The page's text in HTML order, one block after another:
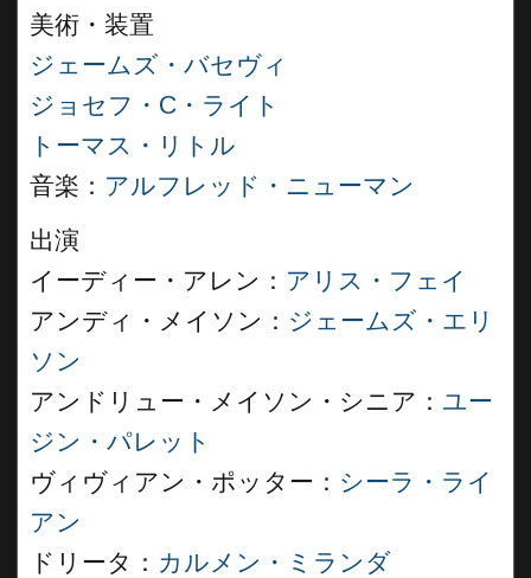
美術・装置
ジェームズ・バセヴィ
ジョセフ・C・ライト
トーマス・リトル
音楽： アルフレッド・ニューマン
出演
イーディー・アレン： アリス・フェイ
アンディ・メイソン： ジェームズ・エリ
ソン
アンドリュー・メイソン・シニア： ユー
ジン・パレット
ヴィヴィアン・ポッター： シーラ・ライ
アン
ドリータ： カルメン・ミランダ